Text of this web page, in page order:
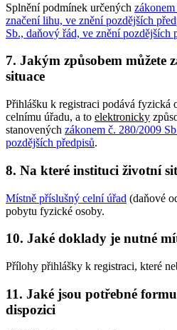
Splnění podmínek určených
značení lihu, ve znění pozdějších
Sb., daňový řád, ve znění pozdějších
7. Jakým způsobem můžete
situace
Přihlášku k registraci podává fyzická
celnímu úřadu, a to elektronicky
stanovených zákonem č. 280/2009
pozdějších předpisů.
8. Na které instituci životní
Místně příslušný celní úřad (daňové
pobytu fyzické osoby.
10. Jaké doklady je nutné
Přílohy přihlášky k registraci, které
11. Jaké jsou potřebné
dispozici